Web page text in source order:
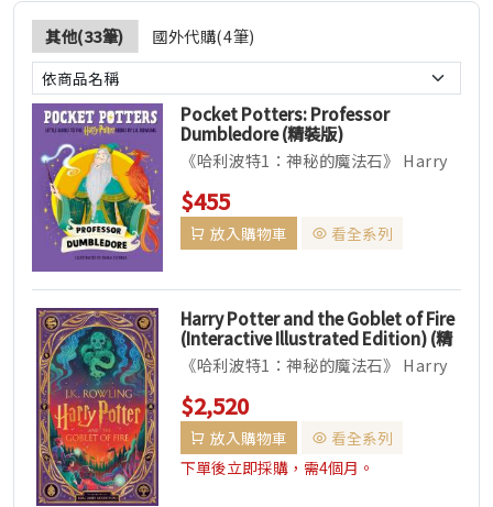
其他(33筆) 國外代購(4筆)
Pocket Potters: Professor
Dumbledore (精裝版)
《哈利波特1：神秘的魔法石》 Harry
Potter and the Philosopher&rs...
$455
放入購物車 看全系列
Harry Potter and the Goblet of Fire
(Interactive Illustrated Edition) (精
裝版) (英國版)
《哈利波特1：神秘的魔法石》 Harry
Potter and the Philosopher&rs...
$2,520
放入購物車
看全系列
下單後立即採購，需4個月。